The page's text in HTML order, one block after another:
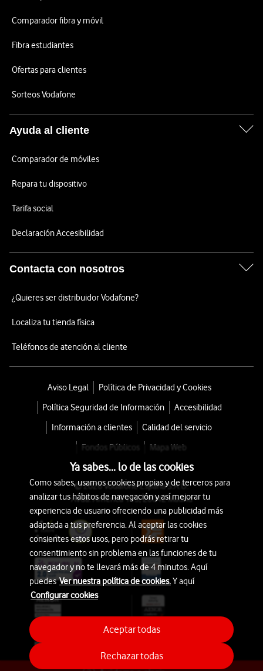
Comparador fibra y móvil
Fibra estudiantes
Ofertas para clientes
Sorteos Vodafone
Ayuda al cliente
Comparador de móviles
Repara tu dispositivo
Tarifa social
Declaración Accesibilidad
Contacta con nosotros
¿Quieres ser distribuidor Vodafone?
Localiza tu tienda física
Teléfonos de atención al cliente
Aviso Legal
Política de Privacidad y Cookies
Política Seguridad de Información
Accesibilidad
Información a clientes
Calidad del servicio
Fondos Públicos
Mapa Web
© 2026 Vodafone España S.A.U.
Avda. América 115, 28042 Madrid
Ya sabes... lo de las cookies
Como sabes, usamos cookies propias y de terceros para
analizar tus hábitos de navegación y así mejorar tu
experiencia de usuario ofreciendo una publicidad más
adaptada a tus preferencia. Al aceptar las cookies
consientes estos usos, pero podrás retirar tu
consentimiento sin problema en las funciones de tu
navegador y no te llevará más de 4 minutos. Aquí
puedesVer nuestra política de cookies.Y aquí
Configurar cookies
Rechazar todas
Aceptar todas